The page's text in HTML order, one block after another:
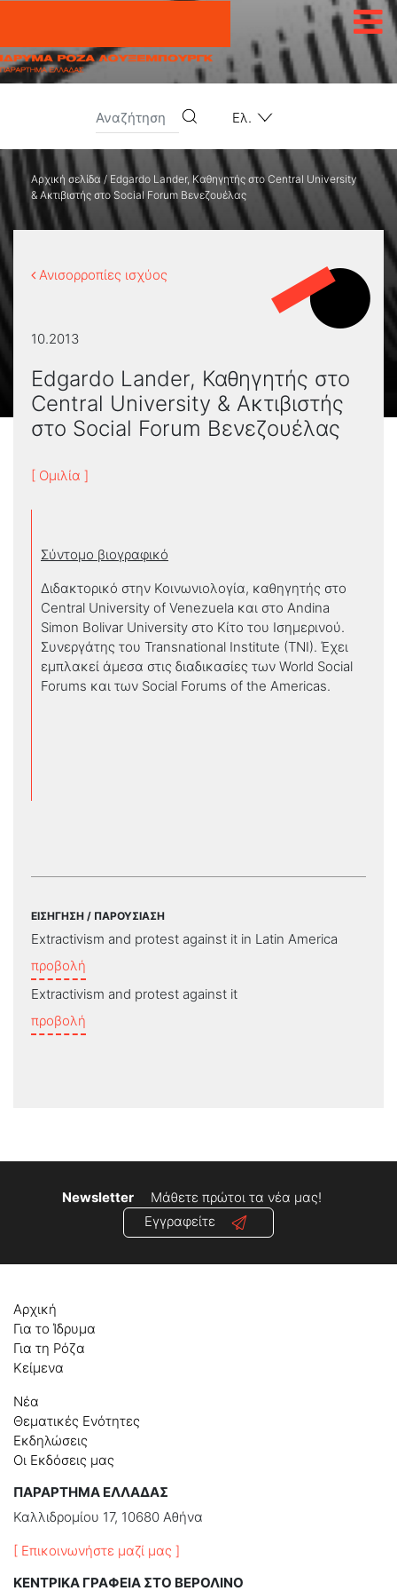
Ελ.
Αρχική σελίδα /Edgardo Lander, Καθηγητής στο Central University
& Ακτιβιστής στο Social Forum Βενεζουέλας
Ανισορροπίες ισχύος
10.2013
Edgardo Lander, Καθηγητής στο
Central University & Ακτιβιστής
στο Social Forum Βενεζουέλας
[ Ομιλία ]
Σύντομο βιογραφικό
Διδακτορικό στην Κοινωνιολογία, καθηγητής στο
Central University of Venezuela και στο Andina
Simon Bolivar University στο Κίτο του Ισημερινού.
Συνεργάτης του Transnational Institute (TNI). Έχει
εμπλακεί άμεσα στις διαδικασίες των World Social
Forums και των Social Forums of the Americas.
ΕΙΣΗΓΗΣΗ / ΠΑΡΟΥΣΙΑΣΗ
Extractivism and protest against it in Latin America
προβολή
Extractivism and protest against it
προβολή
Newsletter
Μάθετε πρώτοι τα νέα μας!
Εγγραφείτε
Αρχική
Για το Ίδρυμα
Για τη Ρόζα
Κείμενα
Νέα
Θεματικές Ενότητες
Εκδηλώσεις
Οι Εκδόσεις μας
ΠΑΡΑΡΤΗΜΑ ΕΛΛΑΔΑΣ
Καλλιδρομίου 17, 10680 Αθήνα
[ Επικοινωνήστε μαζί μας ]
ΚΕΝΤΡΙΚΑ ΓΡΑΦΕΙΑ ΣΤΟ ΒΕΡΟΛΙΝΟ